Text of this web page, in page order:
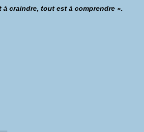
à craindre, tout est à comprendre ».